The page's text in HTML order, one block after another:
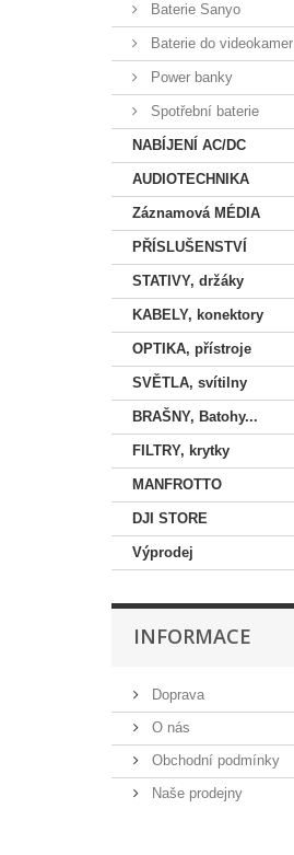
Baterie Sanyo
Baterie do videokamer
Power banky
Spotřební baterie
NABÍJENÍ AC/DC
AUDIOTECHNIKA
Záznamová MÉDIA
PŘÍSLUŠENSTVÍ
STATIVY, držáky
KABELY, konektory
OPTIKA, přístroje
SVĚTLA, svítilny
BRAŠNY, Batohy...
FILTRY, krytky
MANFROTTO
DJI STORE
Výprodej
INFORMACE
Doprava
O nás
Obchodní podmínky
Naše prodejny